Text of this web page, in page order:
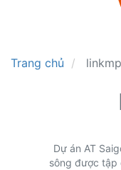
Trang chủ
Dự án AT
sông được tập